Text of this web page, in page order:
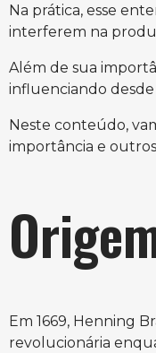
Na prática, esse
interferem na
Além de sua
influenciando
Neste conteúdo,
importância e
Em 1669, Henning
revolucionária